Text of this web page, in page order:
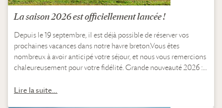
La saison 2026 est officiellement lancée !
Depuis le 19 septembre, il est déjà possible de réserver vos
prochaines vacances dans notre havre breton.Vous êtes
nombreux à avoir anticipé votre séjour, et nous vous remercions
chaleureusement pour votre fidélité. Grande nouveauté 2026 :
Lire la suite…